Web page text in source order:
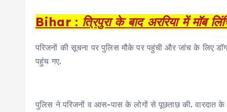
Bihar : त्रिपुरा के बाद अररिया में मॉब
परिजनों की सूचना पर पुलिस मौके पर पहुंची और जांच के लिए
पहुंच गए.
पुलिस ने परिजनों व आस-पास के लोगों से पूछताछ की. वारदात के